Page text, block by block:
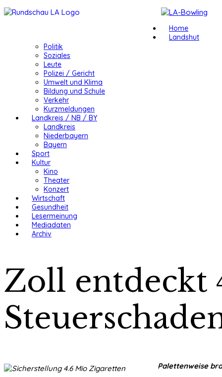
Home
Landshut
Politik
Soziales
Leute
Polizei / Gericht
Umwelt und Klima
Bildung und Schule
Verkehr
Kurzmeldungen
Landkreis / NB / BY
Landkreis
Niederbayern
Bayern
Sport
Kultur
Kino
Theater
Konzert
Wirtschaft
Gesundheit
Lesermeinung
Mediadaten
Archiv
Zoll entdeckt
Palettenweise